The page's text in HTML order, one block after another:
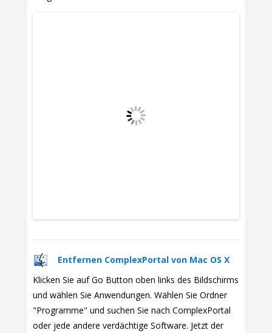
Entfernen ComplexPortal von Mac OS X
Klicken Sie auf Go Button oben links des Bildschirms
und wählen Sie Anwendungen. Wählen Sie Ordner
"Programme" und suchen Sie nach ComplexPortal
oder jede andere verdächtige Software. Jetzt der